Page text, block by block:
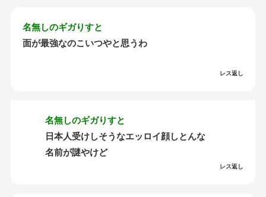
名無しのギガりすと
面が最強なのこいつやと思うわ
レス返し
名無しのギガりすと
日本人受けしそうなエッロイ顔しとんな
名前が謎やけど
レス返し